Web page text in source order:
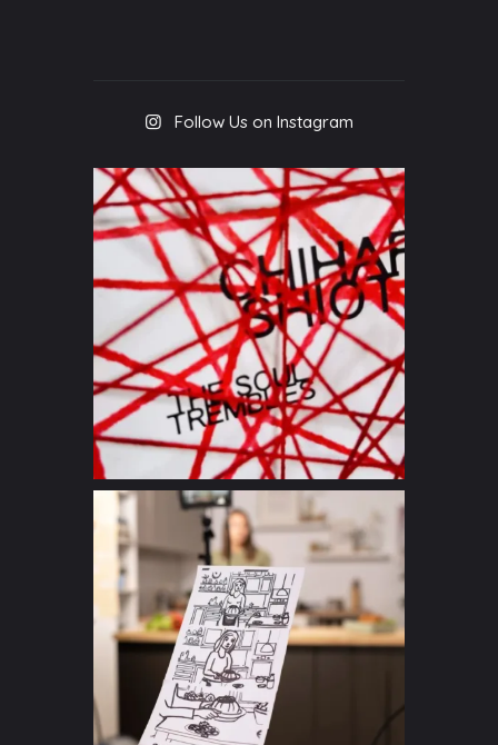
Follow Us on Instagram